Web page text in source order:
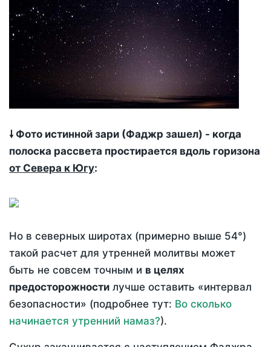
🠗 Фото истинной зари (Фаджр зашел) - когда
полоска рассвета простирается вдоль горизона
от Севера к Югу:
Но в северных широтах (примерно выше 54°)
такой расчет для утренней молитвы может
быть не совсем точным и в целях
предосторожности лучше оставить «интервал
безопасности» (подробнее тут: Во сколько
начинается утренний намаз?).